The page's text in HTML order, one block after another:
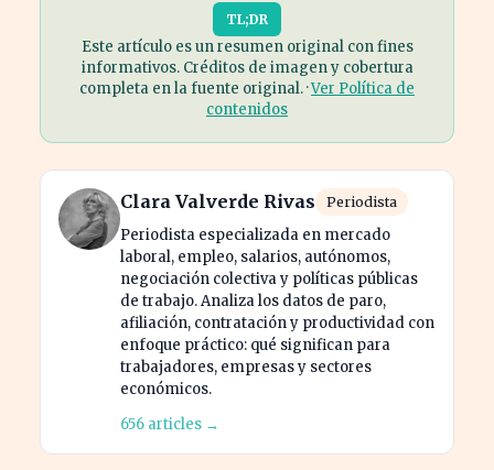
TL;DR
Este artículo es un resumen original con fines
informativos. Créditos de imagen y cobertura
completa en la fuente original. ·Ver Política de
contenidos
Clara Valverde Rivas Periodista
Periodista especializada en mercado
laboral, empleo, salarios, autónomos,
negociación colectiva y políticas públicas
de trabajo. Analiza los datos de paro,
afiliación, contratación y productividad con
enfoque práctico: qué significan para
trabajadores, empresas y sectores
económicos.
656 articles →